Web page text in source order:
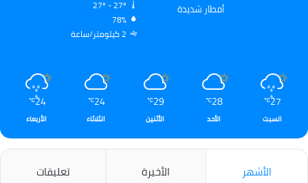
أمطار شديدة
78%
2 كيلومتر/ساعة
27
℃
السبت
28
℃
الأحد
29
℃
الأثنين
24
℃
الثلاثاء
24
℃
الأربعاء
الأشهر الأخيرة تعليقات